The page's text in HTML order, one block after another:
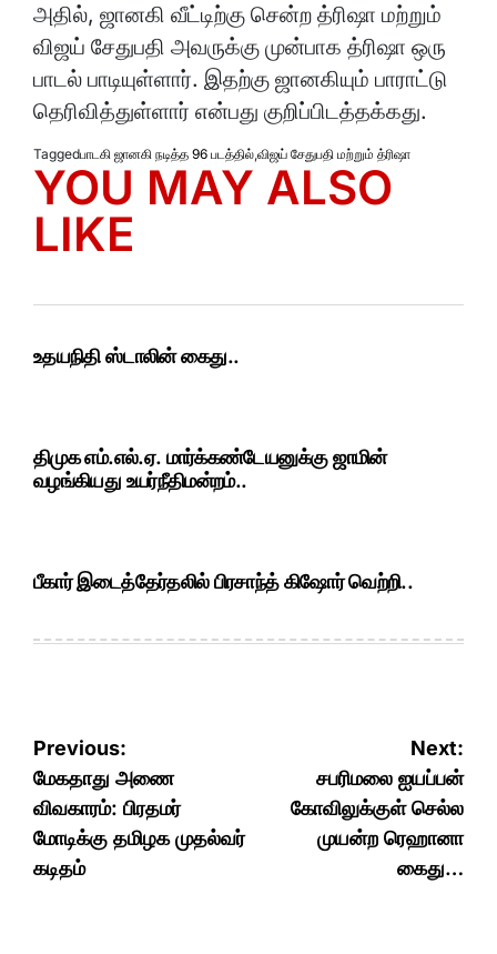
அதில், ஜானகி வீட்டிற்கு சென்ற த்ரிஷா மற்றும்
விஜய் சேதுபதி அவருக்கு முன்பாக த்ரிஷா ஒரு
பாடல் பாடியுள்ளார். இதற்கு ஜானகியும் பாராட்டு
தெரிவித்துள்ளார் என்பது குறிப்பிடத்தக்கது.
Taggedபாடகி ஜானகி நடித்த 96 படத்தில்,விஜய் சேதுபதி மற்றும் த்ரிஷா
YOU MAY ALSO
LIKE
உதயநிதி ஸ்டாலின் கைது..
திமுக எம்.எல்.ஏ. மார்க்கண்டேயனுக்கு ஜாமின்
வழங்கியது உயர்நீதிமன்றம்..
பீகார் இடைத்தேர்தலில் பிரசாந்த் கிஷோர் வெற்றி..
Post
navigation
Previous:
மேகதாது அணை
விவகாரம்: பிரதமர்
மோடிக்கு தமிழக முதல்வர்
கடிதம்
Next:
சபரிமலை ஐயப்பன்
கோவிலுக்குள் செல்ல
முயன்ற ரெஹானா
கைது…